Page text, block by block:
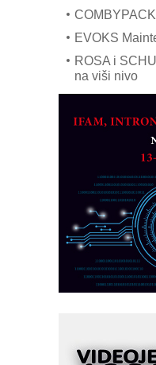
COMBYPACK
EVOKS
ROSA i
na viši nivo
MAREX - Lim
Marcom-plast
partner
CTO -
obradu!
Razvoj
PLC AKYTEC
AUKOM:
dostupan u
I.SAFE